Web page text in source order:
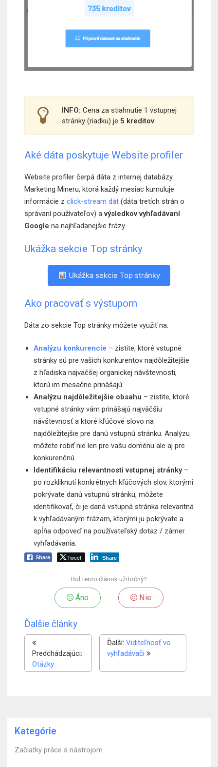
INFO: Cena za stiahnutie 1 vstupnej
stránky (riadku) je 5 kreditov
Aké dáta poskytuje Website profiler
Website profiler čerpá dáta z internej databázy
Marketing Mineru, ktorá každý mesiac kumuluje
informácie z click-stream dát (dáta tretích strán o
správaní používateľov) a výsledkov vyhľadávaní
Google na najhľadanejšie frázy.
Ukážka sekcie Top stránky
Ukážka sekcie Top stránky
Ako pracovať s výstupom
Dáta zo sekcie Top stránky môžete využiť na:
Analýzu konkurencie – zistite, ktoré vstupné
stránky sú pre vašich konkurentov najdôležitejšie
z hľadiska najväčšej organickej návštevnosti,
ktorú im mesačne prinášajú.
Analýzu najdôležitejšie obsahu – zistite, ktoré
vstupné stránky vám prinášajú najväčšiu
návštevnosť a ktoré kľúčové slovo na
najdôležitejšie pre danú vstupnú stránku. Analýzu
môžete robiť nie len pre vašu doménu ale aj pre
konkurenčnú.
Identifikáciu relevantnosti vstupnej stránky–
po rozkliknutí konkrétnych kľúčových slov, ktorými
pokrývate danú vstupnú stránku, môžete
identifikovať, či je daná vstupná stránka relevantná
k vyhľadávaným frázam, ktorými ju pokrývate a
spĺňa odpoveď na používateľský dotaz / zámer
vyhľadávania.
Share Tweet Share
Bol tento článok užitočný?
Áno Nie
Ďalšie články
Predchádzajúci:
Otázky
Ďalší:Viditeľnosť vo
vyhľadávači
Kategórie
Začiatky práce s nástrojom